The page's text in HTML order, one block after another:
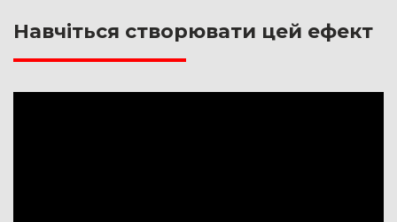
Навчіться створювати цей ефект